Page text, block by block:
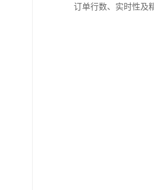
订单行数、实时性及